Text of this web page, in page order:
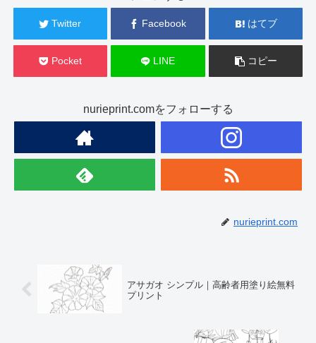
Twitter Facebook はてブ
Pocket LINE コピー
nurieprint.comをフォローする
nurieprint.com
アサガオ シンプル｜高齢者用塗り絵無料
プリント